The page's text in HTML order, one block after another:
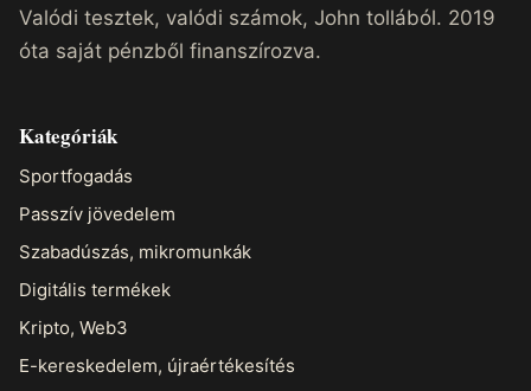
Valódi tesztek, valódi számok, John tollából. 2019
óta saját pénzből finanszírozva.
Kategóriák
Sportfogadás
Passzív jövedelem
Szabadúszás, mikromunkák
Digitális termékek
Kripto, Web3
E-kereskedelem, újraértékesítés